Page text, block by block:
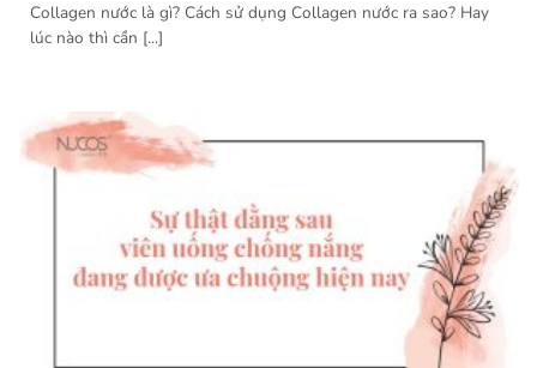
Collagen nước là gì? Cách sử dụng Collagen nước ra sao? Hay
lúc nào thì cần [...]